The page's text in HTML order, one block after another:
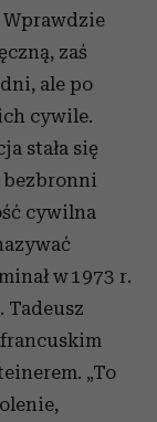
zaś
ale po
cywile.
stała się
bezbronni
cywilna
w 1973 r.
Tadeusz
francuskim
„To